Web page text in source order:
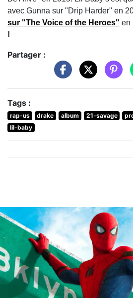
avec Gunna sur "Drip Harder" en
sur "The Voice of the Heroes" en
!
Partager :
Tags :
rap-us drake album 21-savage
lil-baby